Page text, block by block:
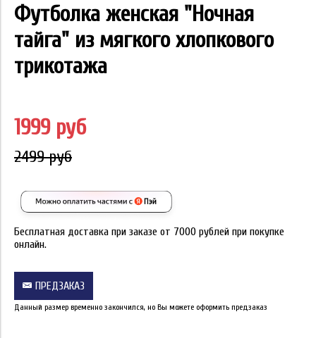
Футболка женская "Ночная
тайга" из мягкого хлопкового
трикотажа
1999 руб
2499 руб
Бесплатная доставка при заказе от 7000 рублей при покупке
онлайн.
ПРЕДЗАКАЗ
Данный размер временно закончился, но Вы можете оформить предзаказ